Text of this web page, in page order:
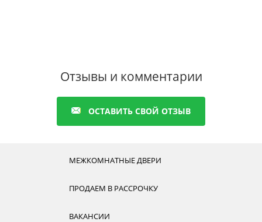
Отзывы и комментарии
ОСТАВИТЬ СВОЙ ОТЗЫВ
МЕЖКОМНАТНЫЕ ДВЕРИ
ПРОДАЕМ В РАССРОЧКУ
ВАКАНСИИ